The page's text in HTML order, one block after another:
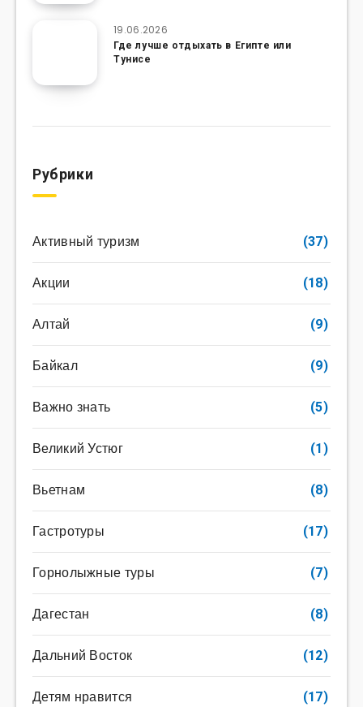
19.06.2026
Где лучше отдыхать в Египте или
Тунисе
Рубрики
Активный туризм (37)
Акции (18)
Алтай (9)
Байкал (9)
Важно знать (5)
Великий Устюг (1)
Вьетнам (8)
Гастротуры (17)
Горнолыжные туры (7)
Дагестан (8)
Дальний Восток (12)
Детям нравится (17)